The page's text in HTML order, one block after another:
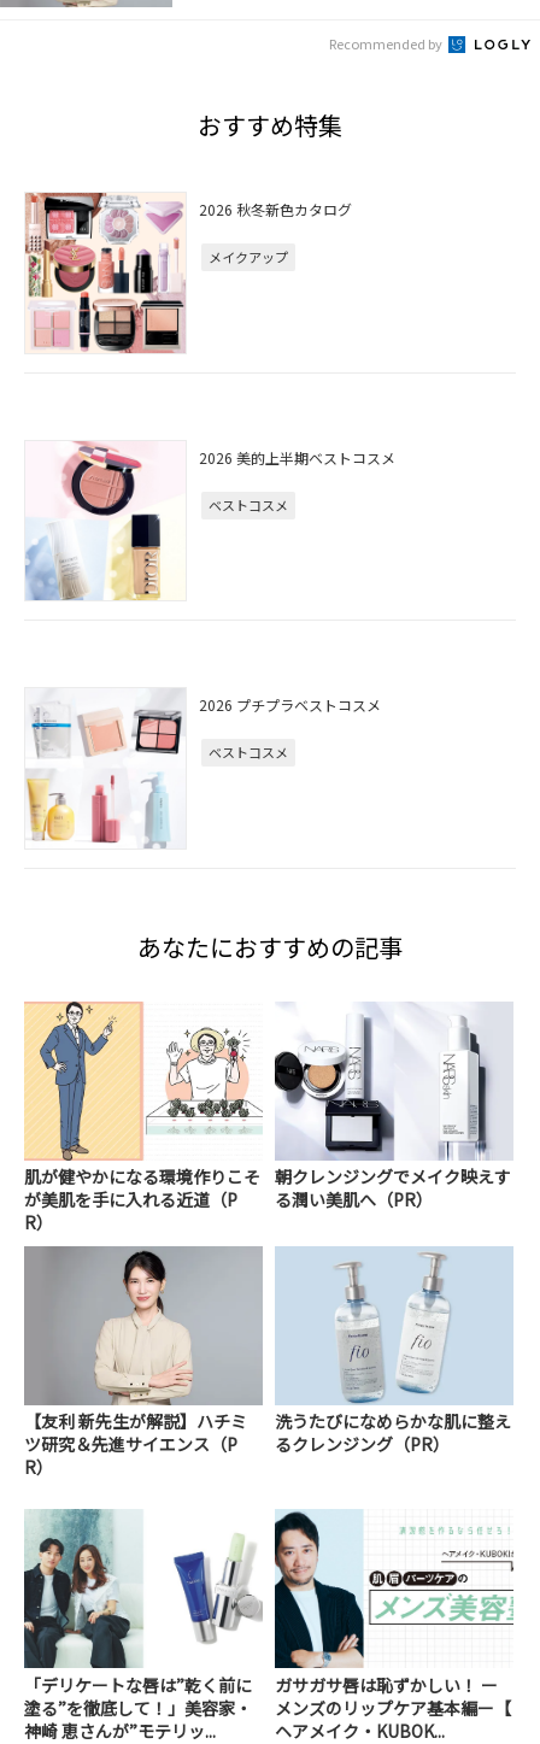
Recommended by
おすすめ特集
2026 秋冬新色カタログ
メイクアップ
2026 美的上半期ベストコスメ
ベストコスメ
2026 プチプラベストコスメ
ベストコスメ
あなたにおすすめの記事
肌が健やかになる環境作りこそ
が美肌を手に入れる近道（P
R）
朝クレンジングでメイク映えす
る潤い美肌へ（PR）
【友利 新先生が解説】ハチミ
ツ研究＆先進サイエンス（P
R）
洗うたびになめらかな肌に整え
るクレンジング（PR）
「デリケートな唇は”乾く前に
塗る”を徹底して！」美容家・
神崎 恵さんが”モテリッ...
ガサガサ唇は恥ずかしい！ ー
メンズのリップケア基本編ー【
ヘアメイク・KUBOK...